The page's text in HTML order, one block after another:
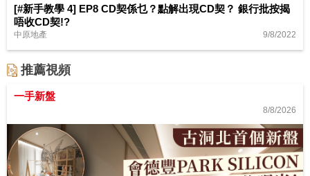
[#新手教學 4] EP8 CD契係乜？點解出現CD契？ 銀行批按揭
唔收CD契!?
中原地產 9/8/2022
推薦視頻
一手新盤
8/8/2026